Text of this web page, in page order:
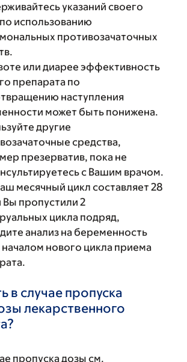
указаний своего
использованию
противозачаточных
или диарее эффективность
препарата по
наступления
может быть понижена.
другие
средства,
презерватив, пока не
с Вашим врачом.
месячный цикл составляет 28
Вы пропустили 2
цикла подряд,
анализ на беременность
нового цикла приема
в случае пропуска
лекарственного
пропуска дозы см.